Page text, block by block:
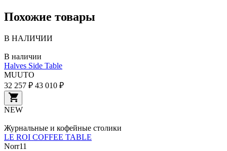
Похожие товары
В НАЛИЧИИ
В наличии
Halves Side Table
MUUTO
32 257 ₽ 43 010 ₽
NEW
Журнальные и кофейные столики
LE ROI COFFEE TABLE
Norr11